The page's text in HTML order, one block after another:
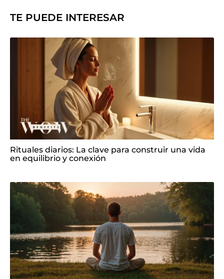
TE PUEDE INTERESAR
Rituales diarios: La clave para construir una vida
en equilibrio y conexión